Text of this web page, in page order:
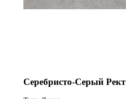
Серебристо-Серый Рект